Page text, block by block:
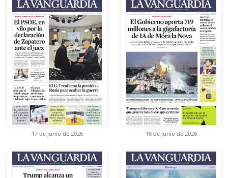
17 de junio de 2026 16 de junio de 2026